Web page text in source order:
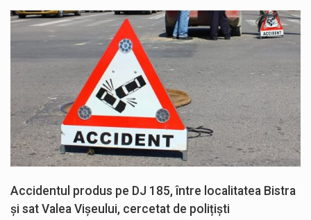
Accidentul produs pe DJ 185, între localitatea Bistra
și sat Valea Vișeului, cercetat de polițiști